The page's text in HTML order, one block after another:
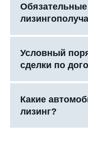
Условный
сделки по
Какие
лизинг?